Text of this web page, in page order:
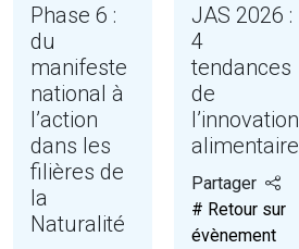
Phase 6 :
du
manifeste
national à
l’action
dans les
filières de
la
Naturalité
JAS 2026 :
4
tendances
de
l’innovation
alimentaire
Partager
# Retour sur
évènement